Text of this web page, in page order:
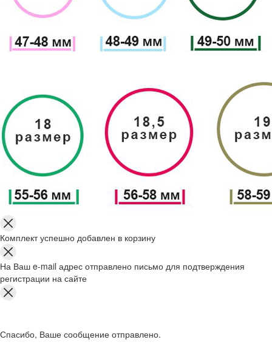
Комплект успешно добавлен в корзину
На Ваш e-mail адрес отправлено письмо для подтверждения
регистрации на сайте
Спасибо, Ваше сообщение отправлено.